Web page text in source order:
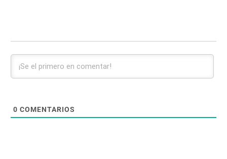
0 COMENTARIOS